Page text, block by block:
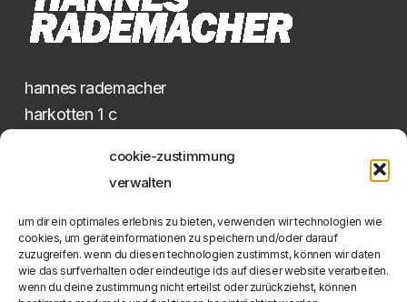
cookie-zustimmung
verwalten
um dir ein optimales erlebnis zu bieten, verwenden wir technologien wie
cookies, um geräteinformationen zu speichern und/oder darauf
zuzugreifen. wenn du diesen technologien zustimmst, können wir daten
wie das surfverhalten oder eindeutige ids auf dieser website verarbeiten.
wenn du deine zustimmung nicht erteilst oder zurückziehst, können
hannes rademacher
harkotten 1 c
shaped canvases
hard edge painting
constructive art
kontakt